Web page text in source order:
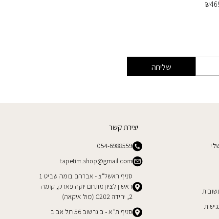
₪
שליחה
יצירת קשר
054-6988559
tapetim.shop@gmail.com
סניף ראשל"צ - אברהם בומה שביט 1
ראשון לציון מתחם יוקה פארק, קומה
2, יחידה C202 (מול איקאה)
סניף ת"א - בוגרשוב 56 תל אביב